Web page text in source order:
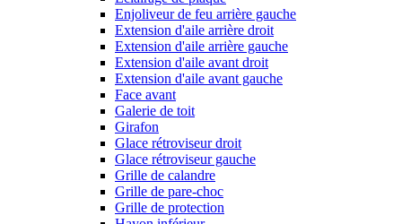
Enjoliveur de feu arrière gauche
Extension d'aile arrière droit
Extension d'aile arrière gauche
Extension d'aile avant droit
Extension d'aile avant gauche
Face avant
Galerie de toit
Girafon
Glace rétroviseur droit
Glace rétroviseur gauche
Grille de calandre
Grille de pare-choc
Grille de protection